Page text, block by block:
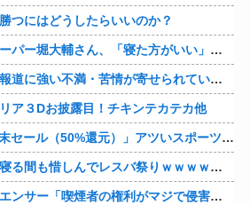
つにはどうしたらいいのか？
「寝た方がいい」などと誹謗中傷され配信中に泣き出してしまう
苦情が寄せられている」→TBSの報道特集がまさにそれな件他
ア３Dお披露目！チキンテカテカ他
還元）」アツいスポーツマンガ祭り最終日到来！！！他
スバ祭りｗｗｗｗｗｗｗｗｗｗｗｗｗｗｗｗｗｗｗｗｗｗｗｗ他
者の権利がマジで侵害されてる。いくら税金払ってるんだ」他